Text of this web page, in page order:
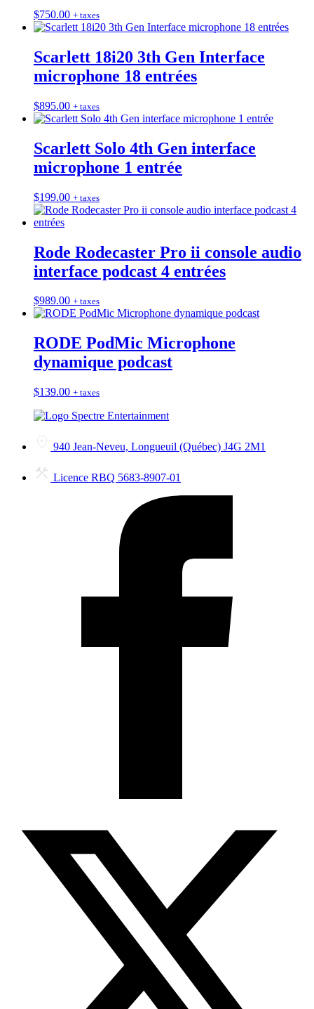
$750.00 + taxes
Scarlett 18i20 3th Gen Interface
microphone 18 entrées
$895.00 + taxes
Scarlett Solo 4th Gen interface
microphone 1 entrée
$199.00 + taxes
Rode Rodecaster Pro ii console audio
interface podcast 4 entrées
$989.00 + taxes
RODE PodMic Microphone
dynamique podcast
$139.00 + taxes
940 Jean-Neveu, Longueuil (Québec) J4G 2M1
Licence RBQ 5683-8907-01